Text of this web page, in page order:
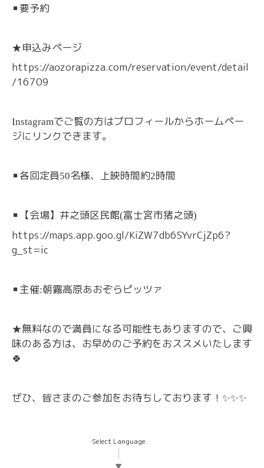
▪️要予約
★申込みページ
https://aozorapizza.com/reservation/event/detail
/16709
Instagramでご覧の方はプロフィールからホームペー
ジにリンクできます。
▪️各回定員50名様、上映時間約2時間
▪️ 【会場】井之頭区民館(富士宮市猪之頭)
https://maps.app.goo.gl/KiZW7db6SYvrCjZp6?
g_st=ic
▪️主催:朝霧高原あおぞらピッツァ
★無料なので満員になる可能性もありますので、ご興
味のある方は、お早めのご予約をおススメいたします
🍀
ぜひ、皆さまのご参加をお待ちしております！ ✨✨✨
Select Language
▼